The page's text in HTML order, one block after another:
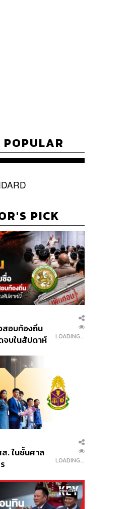
POPULAR
PICK
สอบท้องถิ่น
บในสัปดาห์
LOADING...
. ในชั้นศาล
LOADING...